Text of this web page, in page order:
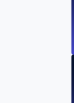
Docker vs.